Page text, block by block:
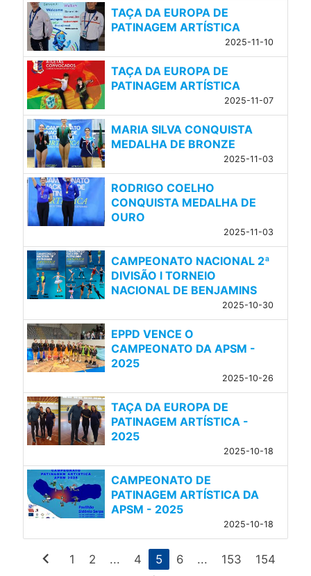
TAÇA DA EUROPA DE
PATINAGEM ARTÍSTICA
2025-11-10
TAÇA DA EUROPA DE
PATINAGEM ARTÍSTICA
2025-11-07
MARIA SILVA CONQUISTA
MEDALHA DE BRONZE
2025-11-03
RODRIGO COELHO
CONQUISTA MEDALHA DE
OURO
2025-11-03
CAMPEONATO NACIONAL 2ª
DIVISÃO l TORNEIO
NACIONAL DE BENJAMINS
2025-10-30
EPPD VENCE O
CAMPEONATO DA APSM -
2025
2025-10-26
TAÇA DA EUROPA DE
PATINAGEM ARTÍSTICA -
2025
2025-10-18
CAMPEONATO DE
PATINAGEM ARTÍSTICA DA
APSM - 2025
2025-10-18
chevron_left 1 2 ... 4 5 6 ... 153 154